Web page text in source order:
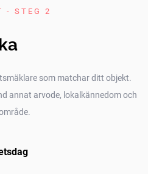
- STEG 2
som matchar ditt objekt.
annat arvode, lokalkännedom och